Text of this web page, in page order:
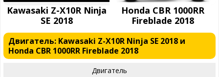
Kawasaki Z-X10R Ninja
SE 2018
Honda CBR 1000RR
Fireblade 2018
Двигатель: Kawasaki Z-X10R Ninja SE 2018 и
Honda CBR 1000RR Fireblade 2018
Двигатель